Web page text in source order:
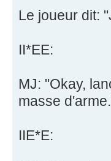
Le joueur dit:
II*EE:
MJ: "Okay,
masse
IIE*E: